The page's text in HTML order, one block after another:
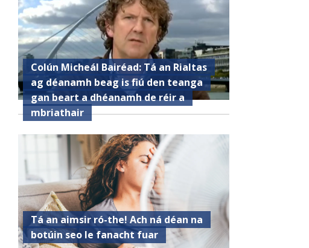
Colún Micheál Bairéad: Tá an Rialtas
ag déanamh beag is fiú den teanga
gan beart a dhéanamh de réir a
mbriathair
Tá an aimsir ró-the! Ach ná déan na
botúin seo le fanacht fuar